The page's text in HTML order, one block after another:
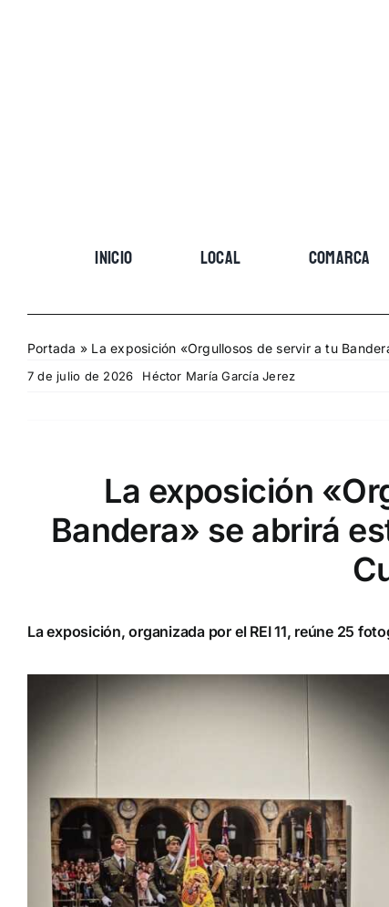
INICIO LOCAL COMARCA
Portada » La exposición «Orgullosos de servir a tu
7 de julio de 2026 Héctor María García Jerez
La exposición
Bandera» se abrirá
La exposición, organizada por el REI 11, reúne 25